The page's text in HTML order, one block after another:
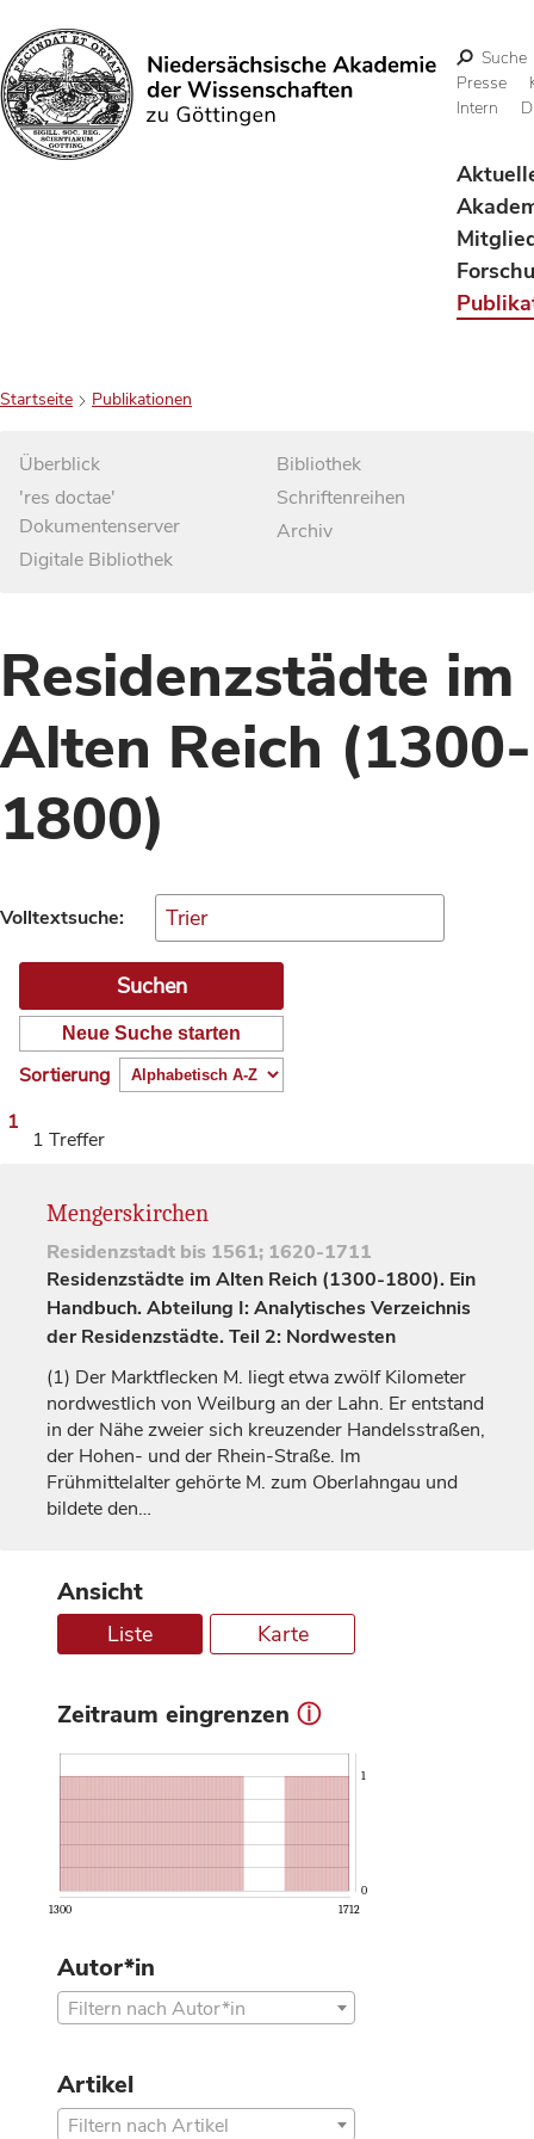
Suchen
Suche
Presse
Intern
Startseite Publikationen
Überblick
'res doctae'
Dokumentenserver
Digitale Bibliothek
Bibliothek
Schriftenreihen
Archiv
Residenzstädte im
Alten Reich (1300-
1800)
Volltextsuche:
Neue Suche starten
Sortierung
1
1 Treffer
Mengerskirchen
Residenzstadt bis 1561; 1620-1711
Residenzstädte im Alten Reich (1300-1800). Ein
Handbuch. Abteilung I: Analytisches Verzeichnis
der Residenzstädte. Teil 2: Nordwesten
(1) Der Marktflecken M. liegt etwa zwölf Kilometer
nordwestlich von Weilburg an der Lahn. Er entstand
in der Nähe zweier sich kreuzender Handelsstraßen,
der Hohen- und der Rhein-Straße. Im
Frühmittelalter gehörte M. zum Oberlahngau und
bildete den…
Ansicht
Liste Karte
Zeitraum eingrenzen ⓘ
1300 1712
0
1
Autor*in
Filtern nach Autor*in
Artikel
Filtern nach Artikel